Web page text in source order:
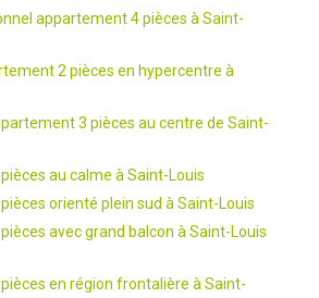
appartement 4 pièces à Saint-
2 pièces en hypercentre à
3 pièces au centre de Saint-
au calme à Saint-Louis
orienté plein sud à Saint-Louis
avec grand balcon à Saint-Louis
en région frontalière à Saint-